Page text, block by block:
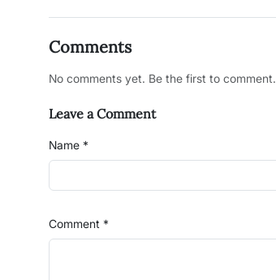
Comments
No comments yet. Be the first to comment.
Leave a Comment
Name *
Comment *